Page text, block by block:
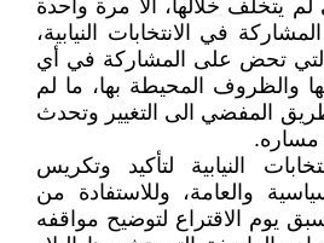
لم يتخلف خلالها، الا مرة واحدة
في الانتخابات النيابية،
تحض على المشاركة في أي
والظروف المحيطة بها، ما لم
المفضي الى التغيير وتحدث
مساره.
النيابية لتأكيد وتكريس
والعامة، وللاستفادة من
تسبق يوم الاقتراع لتوضيح مواقفه